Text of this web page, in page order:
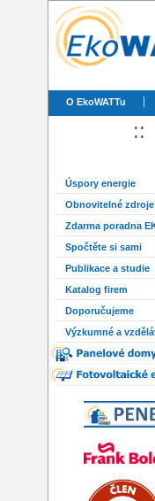
O EkoWATTu
::
Úspory energie
Obnovitelné
Zdarma poradna
Spočtěte si sami
Publikace a studie
Katalog firem
Doporučujeme
Výzkumné a